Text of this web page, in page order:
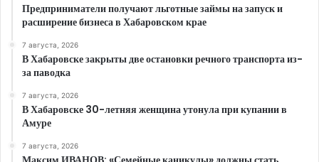
Предприниматели получают льготные займы на запуск и
расширение бизнеса в Хабаровском крае
7 августа, 2026
В Хабаровске закрыты две остановки речного транспорта из-
за паводка
7 августа, 2026
В Хабаровске 30-летняя женщина утонула при купании в
Амуре
7 августа, 2026